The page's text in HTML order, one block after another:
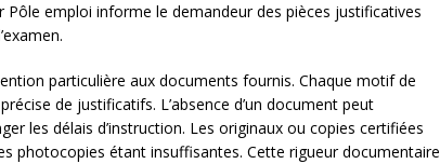
Pôle emploi informe le demandeur des pièces justificatives
particulière aux documents fournis. Chaque motif de
de justificatifs. L’absence d’un document peut
les délais d’instruction. Les originaux ou copies certifiées
photocopies étant insuffisantes. Cette rigueur documentaire